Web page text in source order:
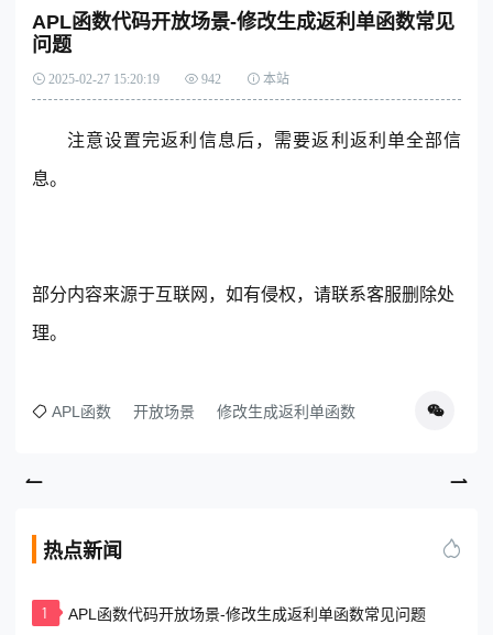
18929299059
购买咨询 售后服务
APL函数代码开放场景-修改生成返利单函数常见
问题
2025-02-27 15:20:19 942 本站
注意设置完返利信息后，需要返利返利单全部信
息。
部分内容来源于互联网，如有侵权，请联系客服删除处
理。
APL函数 开放场景 修改生成返利单函数
热点新闻
1 APL函数代码开放场景-修改生成返利单函数常见问题